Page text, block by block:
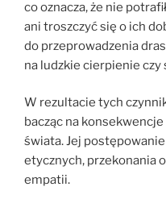
co oznacza, że nie
ani troszczyć się o ich
do przeprowadzenia
na ludzkie cierpienie czy
W rezultacie tych
bacząc na
świata. Jej
etycznych, przekonania
empatii.